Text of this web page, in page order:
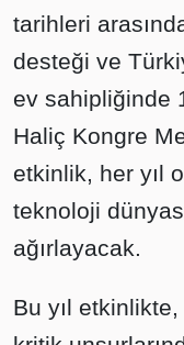
tarihleri
desteği ve
ev sahipliğinde
Haliç Kongre
etkinlik, her yıl
teknoloji
ağırlayacak.
Bu yıl